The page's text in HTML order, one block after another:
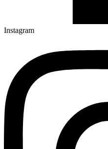
Instagram